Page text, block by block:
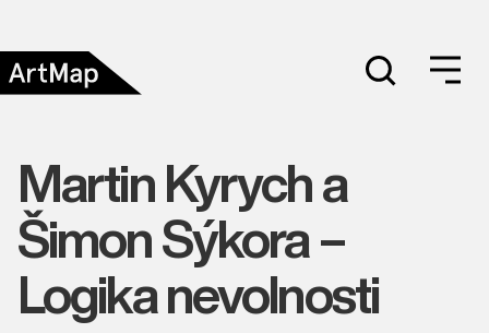
Martin Kyrych a
Šimon Sýkora –
Logika nevolnosti